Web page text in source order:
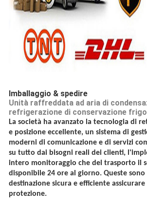
Imballaggio & spedire
Unità raffreddata ad aria di
refrigerazione di conservazione
La società ha avanzato la tecnologia di
e posizione eccellente, un sistema di
moderni di comunicazione e di servizi
su tutto dai bisogni reali dei clienti,
intero monitoraggio che del trasporto il
disponibile 24 ore al giorno. Queste
destinazione sicura e efficiente
protezione.